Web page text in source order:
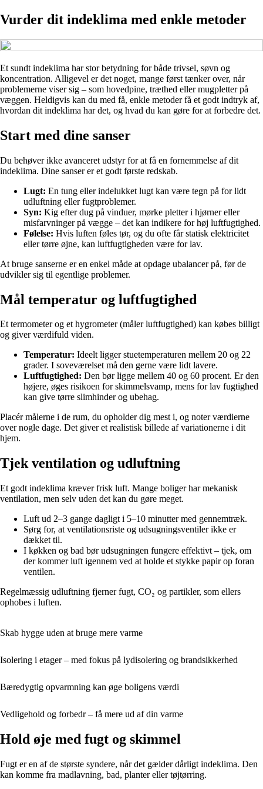
Vurder dit indeklima med enkle metoder
Et sundt indeklima har stor betydning for både trivsel, søvn og
koncentration. Alligevel er det noget, mange først tænker over, når
problemerne viser sig – som hovedpine, træthed eller mugpletter på
væggen. Heldigvis kan du med få, enkle metoder få et godt indtryk af,
hvordan dit indeklima har det, og hvad du kan gøre for at forbedre det.
Start med dine sanser
Du behøver ikke avanceret udstyr for at få en fornemmelse af dit
indeklima. Dine sanser er et godt første redskab.
Lugt: En tung eller indelukket lugt kan være tegn på for lidt
udluftning eller fugtproblemer.
Syn: Kig efter dug på vinduer, mørke pletter i hjørner eller
misfarvninger på vægge – det kan indikere for høj luftfugtighed.
Følelse: Hvis luften føles tør, og du ofte får statisk elektricitet
eller tørre øjne, kan luftfugtigheden være for lav.
At bruge sanserne er en enkel måde at opdage ubalancer på, før de
udvikler sig til egentlige problemer.
Mål temperatur og luftfugtighed
Et termometer og et hygrometer (måler luftfugtighed) kan købes billigt
og giver værdifuld viden.
Temperatur: Ideelt ligger stuetemperaturen mellem 20 og 22
grader. I soveværelset må den gerne være lidt lavere.
Luftfugtighed: Den bør ligge mellem 40 og 60 procent. Er den
højere, øges risikoen for skimmelsvamp, mens for lav fugtighed
kan give tørre slimhinder og ubehag.
Placér målerne i de rum, du opholder dig mest i, og noter værdierne
over nogle dage. Det giver et realistisk billede af variationerne i dit
hjem.
Tjek ventilation og udluftning
Et godt indeklima kræver frisk luft. Mange boliger har mekanisk
ventilation, men selv uden det kan du gøre meget.
Luft ud 2–3 gange dagligt i 5–10 minutter med gennemtræk.
Sørg for, at ventilationsriste og udsugningsventiler ikke er
dækket til.
I køkken og bad bør udsugningen fungere effektivt – tjek, om
der kommer luft igennem ved at holde et stykke papir op foran
ventilen.
Regelmæssig udluftning fjerner fugt, CO₂ og partikler, som ellers
ophobes i luften.
Skab hygge uden at bruge mere varme
Isolering i etager – med fokus på lydisolering og brandsikkerhed
Bæredygtig opvarmning kan øge boligens værdi
Vedligehold og forbedr – få mere ud af din varme
Hold øje med fugt og skimmel
Fugt er en af de største syndere, når det gælder dårligt indeklima. Den
kan komme fra madlavning, bad, planter eller tøjtørring.